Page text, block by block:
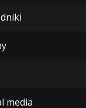
media